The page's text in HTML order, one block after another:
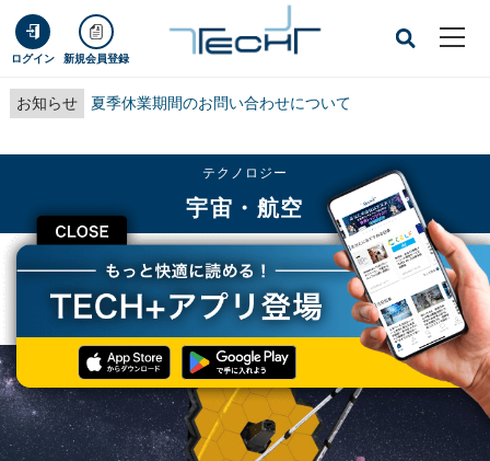
ログイン 新規会員登録
お知らせ 夏季休業期間のお問い合わせについて
CLOSE
テクノロジー
宇宙・航空
TECH+ テクノロジー
宇宙・航空
人類がもつ最新技術の粋を集めて造られた、史上最大の宇宙望遠鏡の出帆